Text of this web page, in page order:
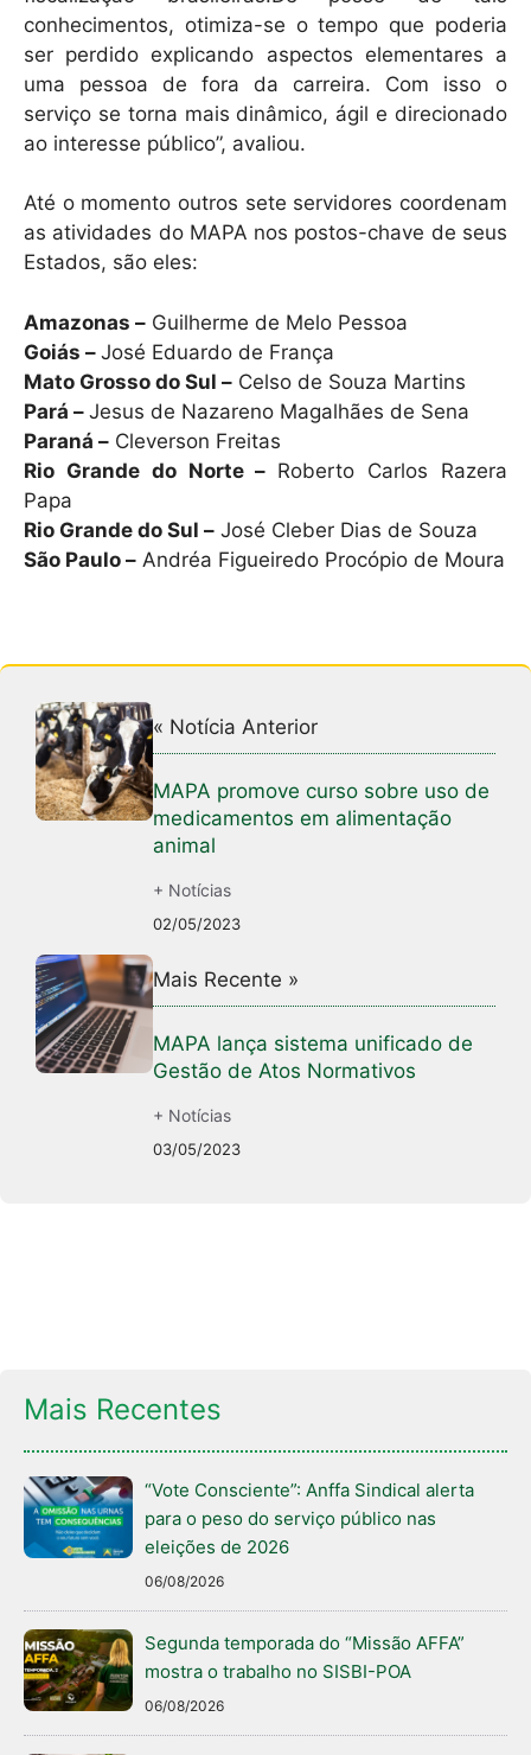
conhecimentos, otimiza-se o tempo que poderia
ser perdido explicando aspectos elementares a
uma pessoa de fora da carreira. Com isso o
serviço se torna mais dinâmico, ágil e direcionado
ao interesse público”, avaliou.
Até o momento outros sete servidores coordenam
as atividades do MAPA nos postos-chave de seus
Estados, são eles:
Amazonas – Guilherme de Melo Pessoa
Goiás – José Eduardo de França
Mato Grosso do Sul – Celso de Souza Martins
Pará – Jesus de Nazareno Magalhães de Sena
Paraná – Cleverson Freitas
Rio Grande do Norte – Roberto Carlos Razera
Papa
Rio Grande do Sul – José Cleber Dias de Souza
São Paulo – Andréa Figueiredo Procópio de Moura
« Notícia Anterior
MAPA promove curso sobre uso de
medicamentos em alimentação
animal
+ Notícias
02/05/2023
Mais Recente »
MAPA lança sistema unificado de
Gestão de Atos Normativos
+ Notícias
03/05/2023
Mais Recentes
“Vote Consciente”: Anffa Sindical alerta
para o peso do serviço público nas
eleições de 2026
06/08/2026
Segunda temporada do “Missão AFFA”
mostra o trabalho no SISBI-POA
06/08/2026